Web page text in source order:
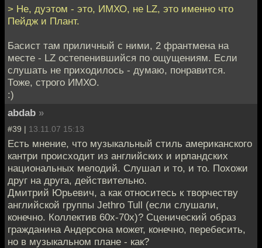
> Не, дуэтом - это, ИМХО, не LZ, это именно что
Пейдж и Плант.
Басист там приличный c ними, 2 франтмена на
месте - LZ остепенившийся по ощущениям. Если
слушать не приходилось - думаю, понравится.
Тоже, строго ИМХО.
:)
abdab »
#39 | 13.11.07 15:13
Есть мнение, что музыкальный стиль американского
кантри происходит из английских и ирландских
национальных мелодий. Слушал и то, и то. Похожи
друг на друга, действительно.
Дмитрий Юрьевич, а как относитесь к творчеству
английской группы Jethro Tull (если слушали,
конечно. Коллектив 60х-70х)? Сценический образ
гражданина Андерсона может, конечно, перебесить,
но в музыкальном плане - как?